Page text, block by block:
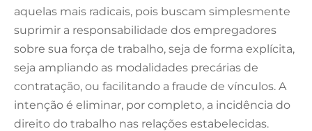
aquelas mais radicais, pois buscam simplesmente
suprimir a responsabilidade dos empregadores
sobre sua força de trabalho, seja de forma explícita,
seja ampliando as modalidades precárias de
contratação, ou facilitando a fraude de vínculos. A
intenção é eliminar, por completo, a incidência do
direito do trabalho nas relações estabelecidas.